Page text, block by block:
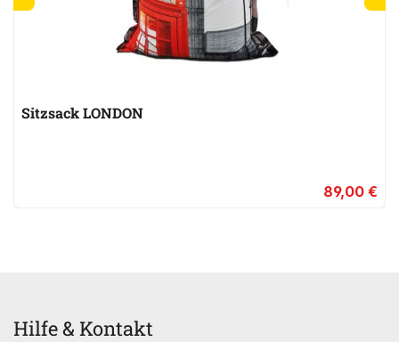
Sitzsack LONDON
89,00 €
Hilfe & Kontakt